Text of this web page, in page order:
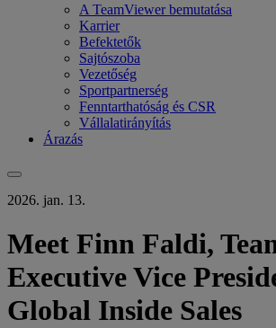
A TeamViewer bemutatása
Karrier
Befektetők
Sajtószoba
Vezetőség
Sportpartnerség
Fenntarthatóság és CSR
Vállalatirányítás
Árazás
2026. jan. 13.
Meet Finn Faldi,
Executive Vice
Global Inside Sales